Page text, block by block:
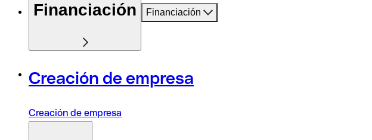
Financiación Financiación
Creación de empresa
Creación de empresa